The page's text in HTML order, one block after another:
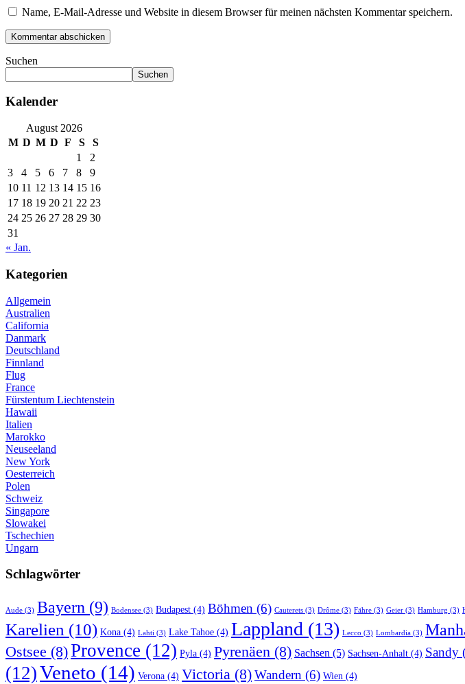
Name, E-Mail-Adresse und Website in diesem Browser für meinen nächsten Kommentar speichern.
Suchen
Suchen
Kalender
August 2026
M D M D F S
S
1
2
3
4 5 6 7 8
9
10 11 12 13 14 15 16
17 18 19 20 21 22 23
24 25 26 27 28 29 30
31
« Jan.
Kategorien
Allgemein
Australien
California
Danmark
Deutschland
Finnland
Flug
France
Fürstentum Liechtenstein
Hawaii
Italien
Marokko
Neuseeland
New York
Oesterreich
Polen
Schweiz
Singapore
Slowakei
Tschechien
Ungarn
Schlagwörter
Aude (3) Bayern (9) Bodensee (3) Budapest (4) Böhmen (6) Cauterets (3) Drôme (3) Fähre (3) Geier (3) Hamburg (3)
Karelien (10) Kona (4) Lahti (3) Lake Tahoe (4) Lappland (13) Lecco (3) Lombardia (3)
Ostsee (8)Provence (12) Pyla (4) Pyrenäen (8) Sachsen (5) Sachsen-Anhalt (4) Sandy
(12)Veneto (14) Verona (4) Victoria (8)Wandern (6) Wien (4)